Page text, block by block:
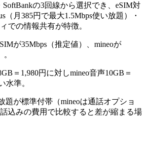
SoftBankの3回線から選択でき、eSIM対
（月385円で最大1.5Mbps使い放題）・
での情報共有が特徴。
が35Mbps（推定値）、mineoが
＝1,980円に対しmineo音声10GB＝
水準。
題が標準付帯（mineoは通話オプショ
込みの費用で比較すると差が縮まる場